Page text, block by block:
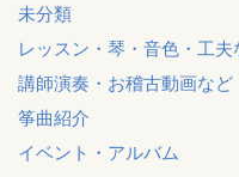
未分類
レッスン・琴・音色・工夫
講師演奏・お稽古動画など
筝曲紹介
イベント・アルバム